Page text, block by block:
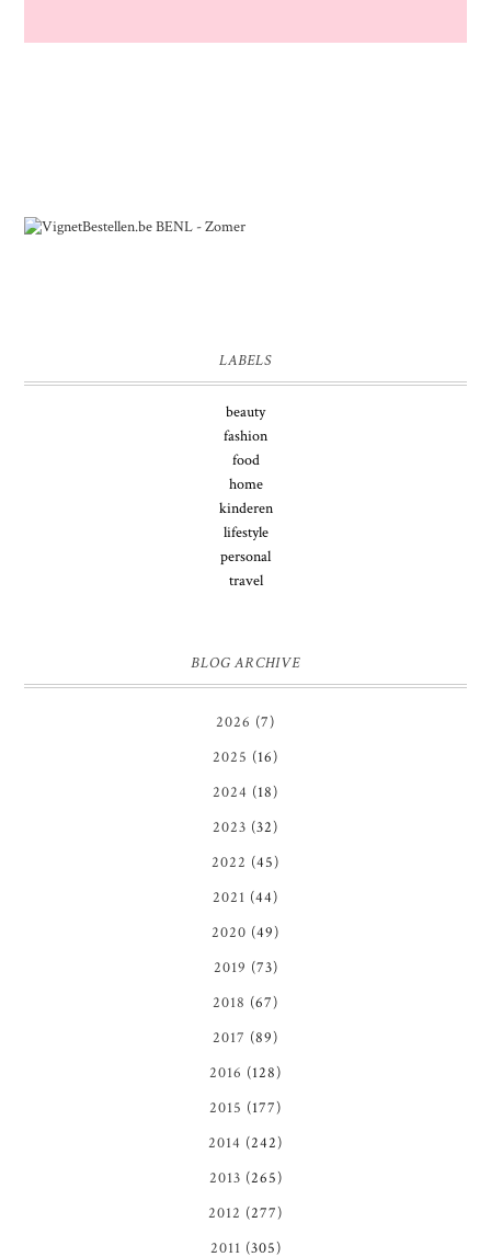
LABELS
beauty
fashion
food
home
kinderen
lifestyle
personal
travel
BLOG ARCHIVE
2026 (7)
2025 (16)
2024 (18)
2023 (32)
2022 (45)
2021 (44)
2020 (49)
2019 (73)
2018 (67)
2017 (89)
2016 (128)
2015 (177)
2014 (242)
2013 (265)
2012 (277)
2011 (305)